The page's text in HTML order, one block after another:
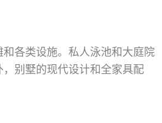
各类设施。私人泳池和大庭院
别墅的现代设计和全家具配